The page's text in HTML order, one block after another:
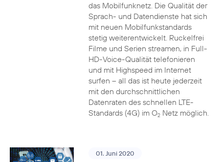
das Mobilfunknetz. Die Qualität der
Sprach- und Datendienste hat sich
mit neuen Mobilfunkstandards
stetig weiterentwickelt. Ruckelfrei
Filme und Serien streamen, in Full-
HD-Voice-Qualität telefonieren
und mit Highspeed im Internet
surfen – all das ist heute jederzeit
mit den durchschnittlichen
Datenraten des schnellen LTE-
Standards (4G) im O2Netz möglich.
01. Juni 2020